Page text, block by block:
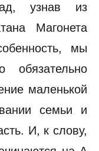
узнав из
Магонета
мы
маленькой
семьи и
И, к слову,